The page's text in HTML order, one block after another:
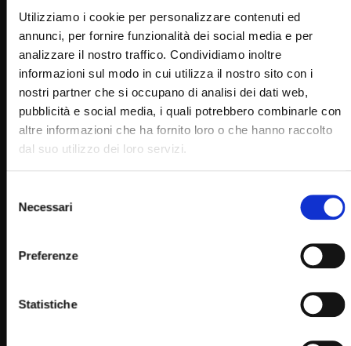
Utilizziamo i cookie per personalizzare contenuti ed
annunci, per fornire funzionalità dei social media e per
analizzare il nostro traffico. Condividiamo inoltre
informazioni sul modo in cui utilizza il nostro sito con i
nostri partner che si occupano di analisi dei dati web,
pubblicità e social media, i quali potrebbero combinarle con
altre informazioni che ha fornito loro o che hanno raccolto
dal suo utilizzo dei loro servizi.
delNecessari
Preferenze
Statistiche
RELATED VIDEOS
29:26